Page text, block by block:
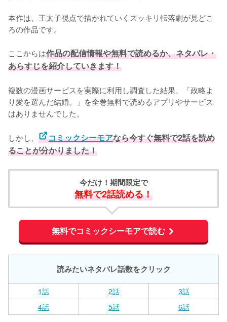
本作は、王太子視点で描かれていくスッキリ転落劇が見どこ
ろの作品です。
ここからは作品の配信情報や無料で読めるか、ネタバレ・
あらすじを紹介していきます！
複数の漫画サービスを実際に利用し調査した結果、「政略よ
り愛を選んだ結婚。」を全巻無料で読めるアプリやサービス
はありませんでした。
しかし、 コミックシーモアなら今すぐ無料で2話を読め
ることが分かりました！
今だけ！期間限定で
無料で2話読める！
無料でコミックシーモアで読む
読みたいネタバレ話数をクリック
1話 2話
3話
4話
5話 6話